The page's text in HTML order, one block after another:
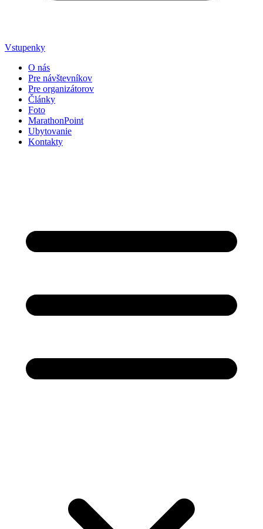
Vstupenky
O nás
Pre návštevníkov
Pre organizátorov
Články
Foto
MarathonPoint
Ubytovanie
Kontakty